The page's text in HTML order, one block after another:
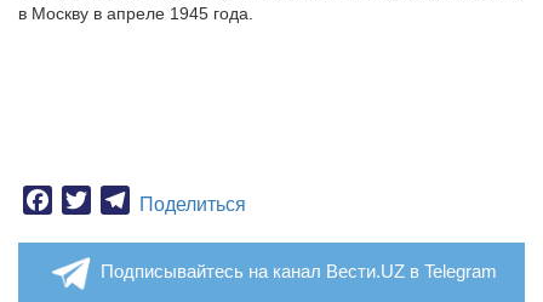
в Москву в апреле 1945 года.
Facebook
TwitterTelegram
Поделиться
Подписывайтесь на канал Вести.UZ в Telegram